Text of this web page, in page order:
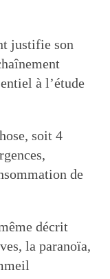
justifie son
à l’étude
soit 4
de
décrit
la paranoïa,